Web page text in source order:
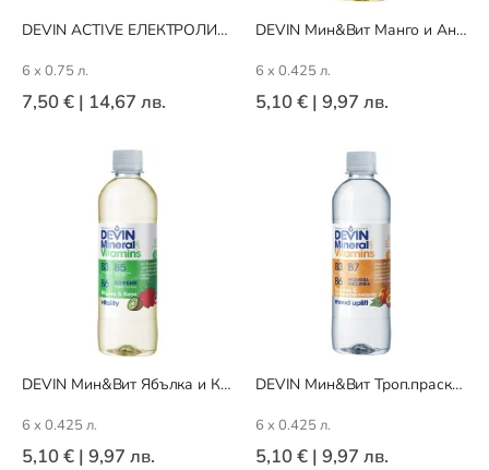
DEVIN ACTIVE ЕЛЕКТРОЛИТИ Лимон/Малина
6 x 0.75 л.
7,50 € | 14,67 лв.
DEVIN Мин&Вит Манго и Ананас
6 x 0.425 л.
5,10 € | 9,97 лв.
DEVIN Мин&Вит Ябълка и Киви
6 x 0.425 л.
5,10 € | 9,97 лв.
DEVIN Мин&Вит Троп.праскова
6 x 0.425 л.
5,10 € | 9,97 лв.